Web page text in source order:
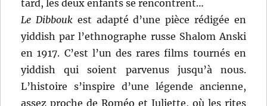
tard, les deux enfants se rencontrent…
Le Dibbouk est adapté d’une pièce rédigée en
yiddish par l’ethnographe russe Shalom Anski
en 1917. C’est l’un des rares films tournés en
yiddish qui soient parvenus jusqu’à nous.
L’histoire s’inspire d’une légende ancienne,
assez proche de Roméo et Juliette, où les rites